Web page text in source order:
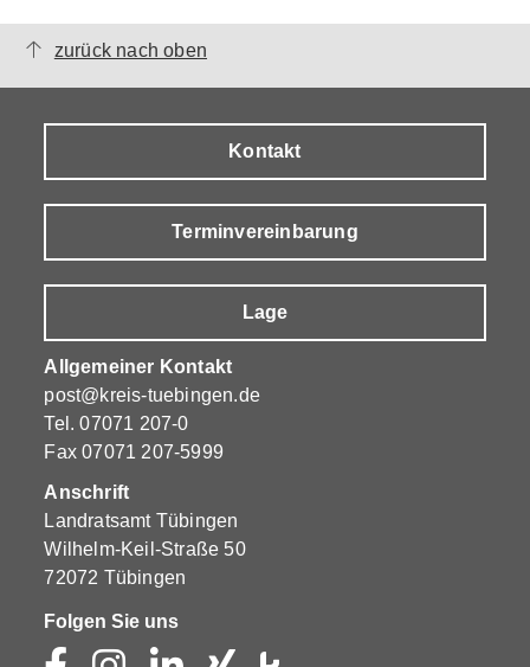
zurück nach oben
Kontakt
Terminvereinbarung
Lage
Allgemeiner Kontakt
post@kreis-tuebingen.de
Tel.07071 207-0
Fax 07071 207-5999
Anschrift
Landratsamt Tübingen
Wilhelm-Keil-Straße 50
72072 Tübingen
Folgen Sie uns